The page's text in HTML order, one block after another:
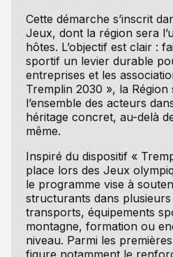
Cette démarche s’inscrit
Jeux, dont la région sera
hôtes. L’objectif est clair :
sportif un levier durable
entreprises et les
Tremplin 2030 », la
l’ensemble des acteurs
héritage concret, au-delà
même.
Inspiré du dispositif «
place lors des Jeux
le programme vise à
structurants dans plusieurs
transports, équipements
montagne, formation ou
niveau. Parmi les
figure notamment le